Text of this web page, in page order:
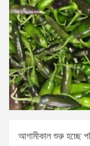
আগামীকাল শুরু হচ্ছে